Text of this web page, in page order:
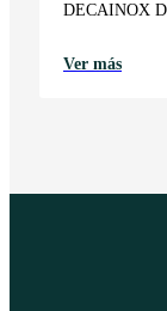
DECAINOX
Ver más